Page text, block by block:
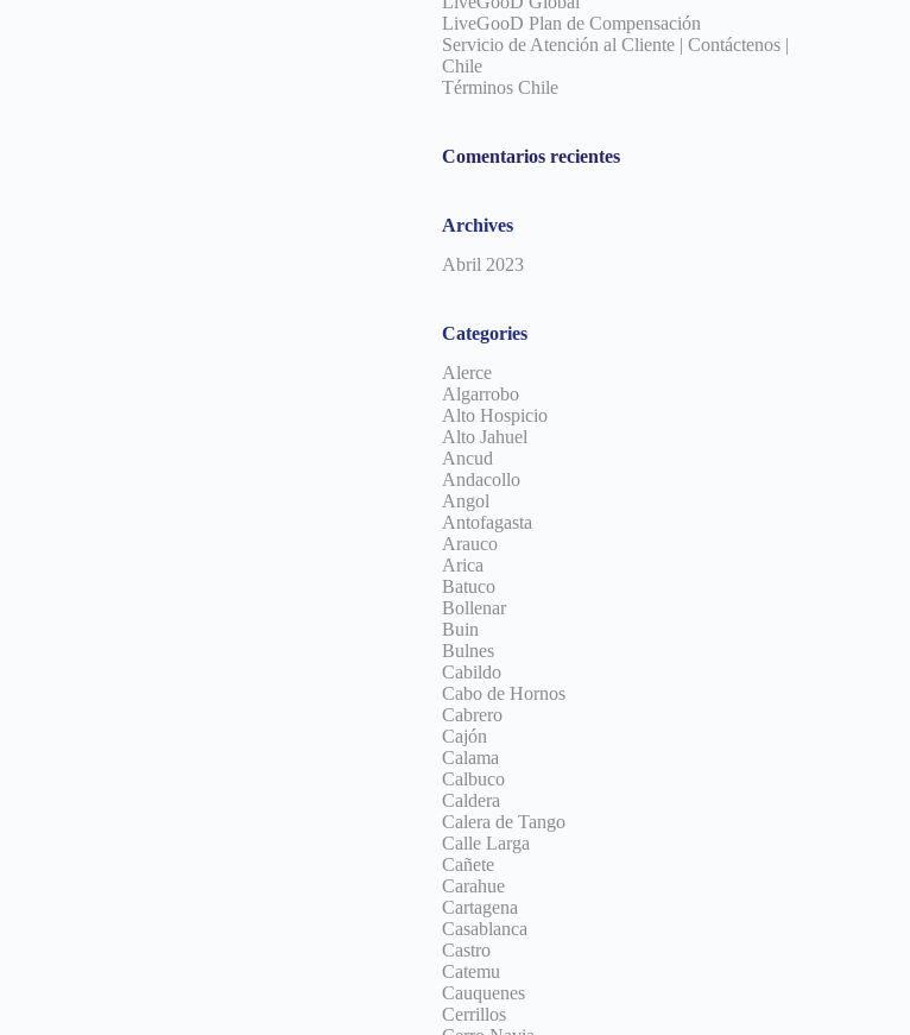
LiveGooD Plan de Compensación
Servicio de Atención al Cliente | Contáctenos |
Chile
Términos Chile
Comentarios recientes
Archives
Abril 2023
Categories
Alerce
Algarrobo
Alto Hospicio
Alto Jahuel
Ancud
Andacollo
Angol
Antofagasta
Arauco
Arica
Batuco
Bollenar
Buin
Bulnes
Cabildo
Cabo de Hornos
Cabrero
Cajón
Calama
Calbuco
Caldera
Calera de Tango
Calle Larga
Cañete
Carahue
Cartagena
Casablanca
Castro
Catemu
Cauquenes
Cerrillos